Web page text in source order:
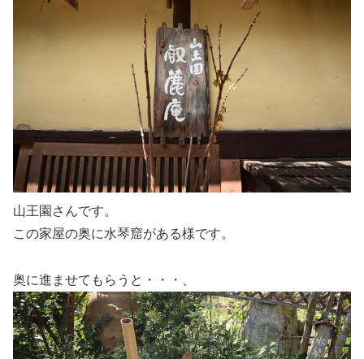
山王園さんです。
この家屋の奥に水琴窟がある様です。
奥に進ませてもらうと・・・、